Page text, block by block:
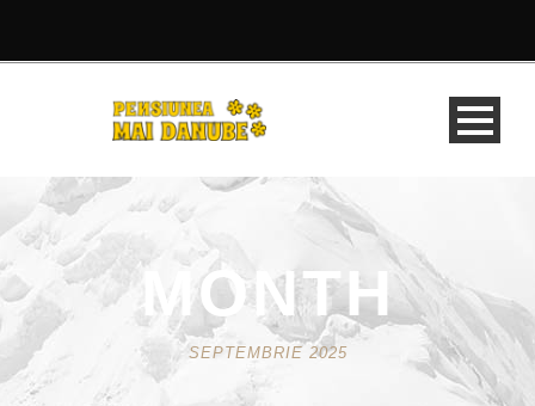
MONTH
SEPTEMBRIE 2025